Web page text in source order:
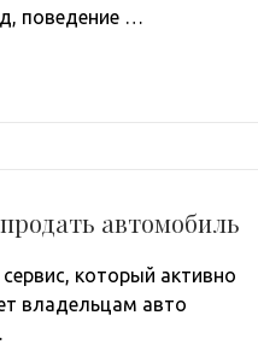
поведение …
автомобиль
который активно
владельцам авто